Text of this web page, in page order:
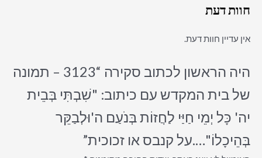
חוות דעת
אין עדיין חוות דעת.
היה הראשון לכתוב סקירה “3123 – תמונה
של בית המקדש עם כיתוב: "שִׁבְתִּי בְּבֵית
יה' כָּל יְמֵי חַיַּי לַחֲזוֹת בְּנֹעַם ה'וּלְבַקֵּר
בְּהֵיכָלוֹ"….על קנבס או זכוכית”